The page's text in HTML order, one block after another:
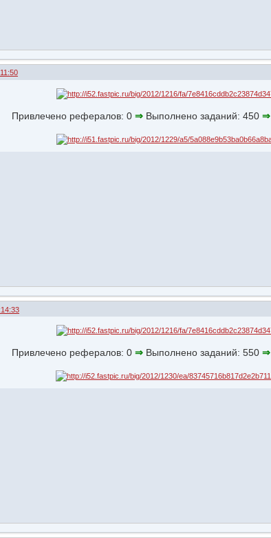
Привлечено рефералов: 0 ⇒ Выполнено заданий: 450 ⇒
Привлечено рефералов: 0 ⇒ Выполнено заданий: 550 ⇒